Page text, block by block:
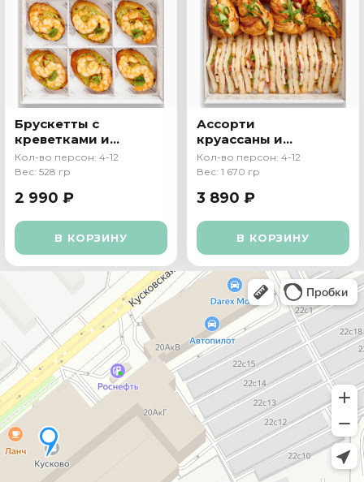
Брускетты с
креветками и
гуакамоле
Кол-во персон: 4-12
Вес: 528 гр
2 990 ₽
В КОРЗИНУ
Ассорти
круассаны и
сэндвичи
Кол-во персон: 4-12
Вес: 1 670 гр
3 890 ₽
В КОРЗИНУ